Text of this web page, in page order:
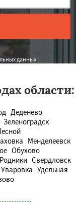
данных
области:
Деденево
Зеленоградск
Менделеевск
Обухово
Родники Свердловск
Уваровка Удельная